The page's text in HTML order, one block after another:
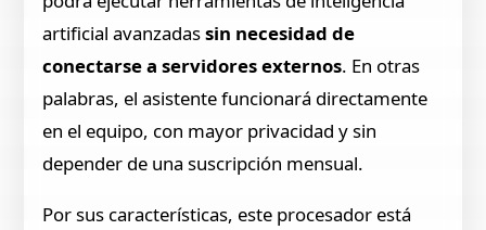
artificial avanzadassin necesidad de
conectarse a servidores externos. En otras
palabras, el asistente funcionará directamente
en el equipo, con mayor privacidad y sin
depender de una suscripción mensual.
Por sus características, este procesador está